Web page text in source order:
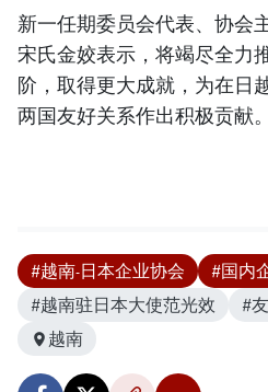
新一任期委员会代表、协会
宋氏金姣表示，将竭尽全力
阶，取得更大成就，为在日
两国友好关系作出积极贡献
#越南-日本企业协会 #国内
#越南驻日本大使范光效
#
越南